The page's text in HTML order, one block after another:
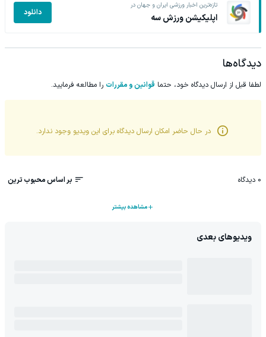
تازه‌ترین اخبار ورزشی ایران و جهان در
اپلیکیشن ورزش سه دانلود
دیدگاه‌ها
لطفا قبل از ارسال دیدگاه خود، حتما قوانین و مقررات را مطالعه فرمایید.
در حال حاضر امکان ارسال دیدگاه برای این ویدیو وجود ندارد.
0 دیدگاه بر اساس محبوب ترین
مشاهده بیشتر
ویدیوهای بعدی